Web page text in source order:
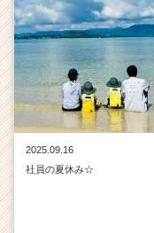
2025.09.16
社員の夏休み☆